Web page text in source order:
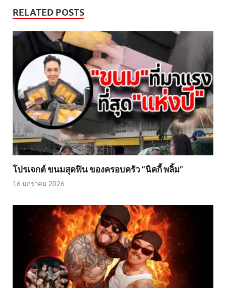
RELATED POSTS
โปรเจกต์ ขนมสุดฟิน ของครอบครัว “นิคกี้ พลิ้ม”
16 มกราคม 2026